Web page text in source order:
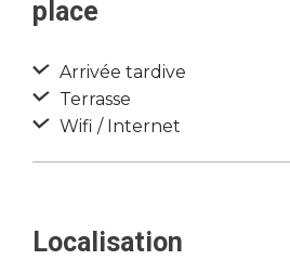
place
Arrivée tardive
Terrasse
Wifi / Internet
Localisation